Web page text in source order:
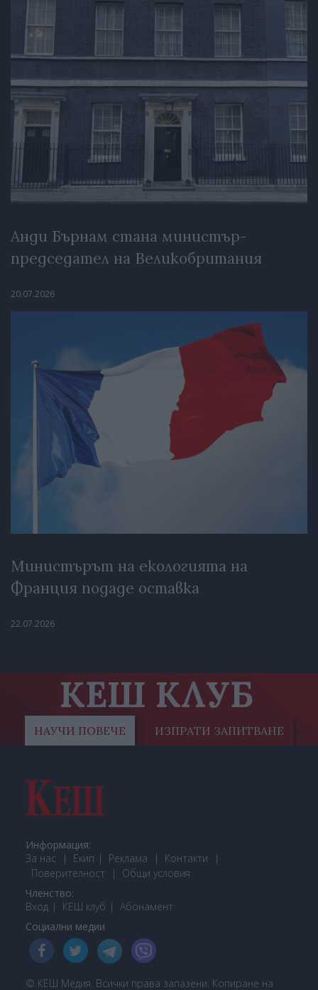
Анди Бърнам стана министър-
председател на Великобритания
20.07.2026
Министърът на екологията на
Франция подаде оставка
22.07.2026
КЕШ КЛУБ
НАУЧИ ПОВЕЧЕ ИЗПРАТИ ЗАПИТВАНЕ
Информация:
За нас
Екип Реклама
Контакти
Поверителност
Общи условия
Членство:
Вход
КЕШ клуб Абонамент
Социални медии
© КЕШ Медия. Всички права запазени. Копиране на